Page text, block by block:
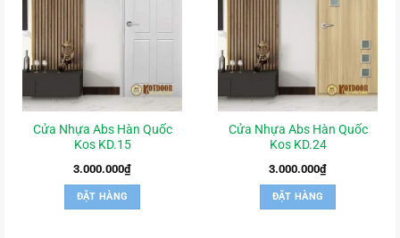
Cửa Nhựa Abs Hàn Quốc
Kos KD.15
3.000.000₫
ĐẶT HÀNG
Cửa Nhựa Abs Hàn Quốc
Kos KD.24
3.000.000₫
ĐẶT HÀNG